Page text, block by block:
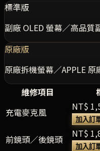
標準版
副廠 OLED 螢幕／高品質
原廠版
原廠拆機螢幕／APPLE
維修項目
充電麥克風
NT$
加入訂
前鏡頭／後鏡頭 NT$
加入訂